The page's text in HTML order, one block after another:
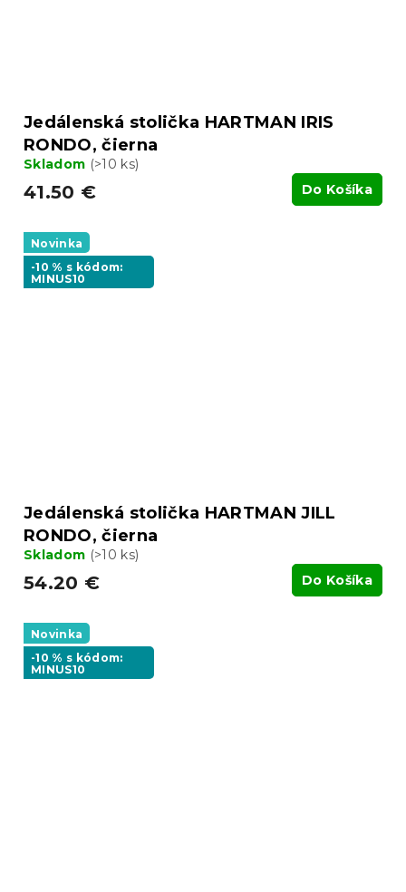
Jedálenská stolička HARTMAN IRIS
RONDO, čierna
Skladom (>10 ks)
41.50 € Do Košíka
Novinka
-10 % s kódom:
MINUS10
Jedálenská stolička HARTMAN JILL
RONDO, čierna
Skladom (>10 ks)
54.20 € Do Košíka
Novinka
-10 % s kódom:
MINUS10